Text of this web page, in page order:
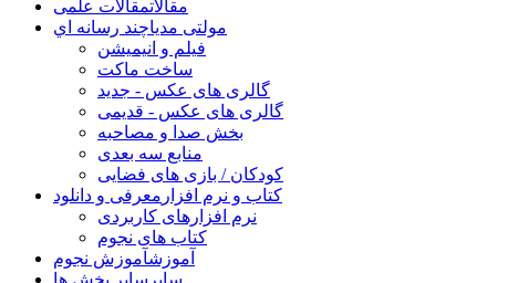
مقالاتمقالات علمی
مولتی مدیاچند رسانه اي
فیلم و انیمیشن
ساخت ماکت
گالری های عکس - جدید
گالری های عکس - قدیمی
بخش صدا و مصاحبه
منابع سه بعدی
کودکان / بازی های فضایی
کتاب و نرم افزار معرفی و دانلود
نرم افزارهای کاربردی
کتاب های نجوم
آموزشآموزش نجوم
سایر سایر بخش ها